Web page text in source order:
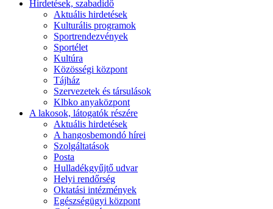
Hirdetések, szabadidő
Aktuális hirdetések
Kulturális programok
Sportrendezvények
Sportélet
Kultúra
Közösségi központ
Tájház
Szervezetek és társulások
Klbko anyaközpont
A lakosok, látogatók részére
Aktuális hirdetések
A hangosbemondó hírei
Szolgáltatások
Posta
Hulladékgyűjtő udvar
Helyi rendőrség
Oktatási intézmények
Egészségügyi központ